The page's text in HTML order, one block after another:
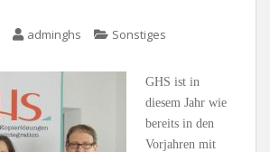
adminghs Sonstiges
GHS ist in
diesem Jahr wie
bereits in den
Vorjahren mit